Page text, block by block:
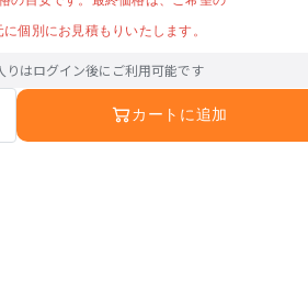
に個別にお見積もりいたします。
りはログイン後にご利用可能です
カートに追加